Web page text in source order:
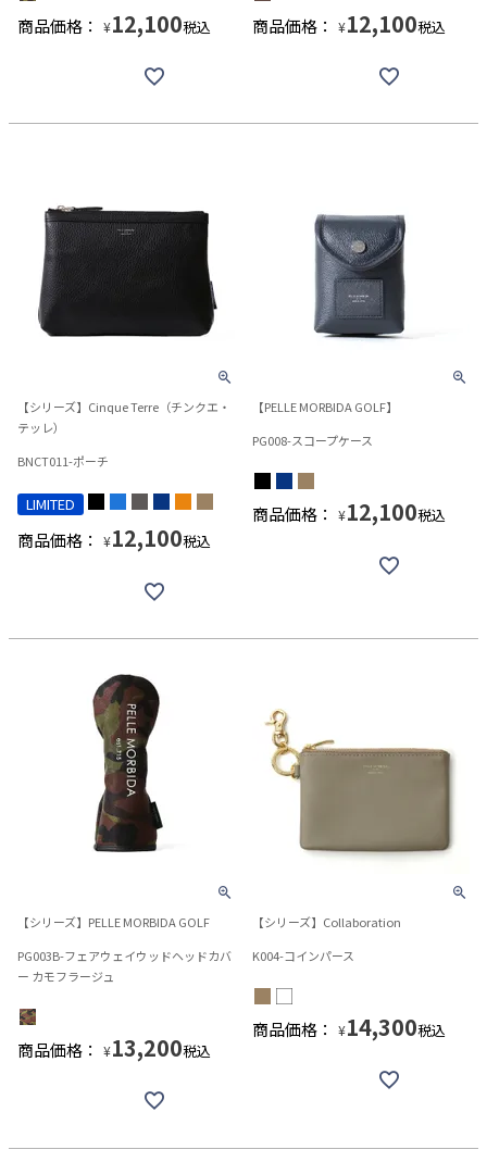
商品価格： ¥12,100税込 商品価格： ¥12,100税込
【シリーズ】Cinque Terre（チンクエ・
テッレ）
BNCT011-ポーチ
LIMITED
商品価格： ¥12,100税込
【PELLE MORBIDA GOLF】
PG008-スコープケース
商品価格： ¥12,100税込
【シリーズ】PELLE MORBIDA GOLF
PG003B-フェアウェイウッドヘッドカバ
ー カモフラージュ
商品価格： ¥13,200税込
【シリーズ】Collaboration
K004-コインパース
商品価格： ¥14,300税込